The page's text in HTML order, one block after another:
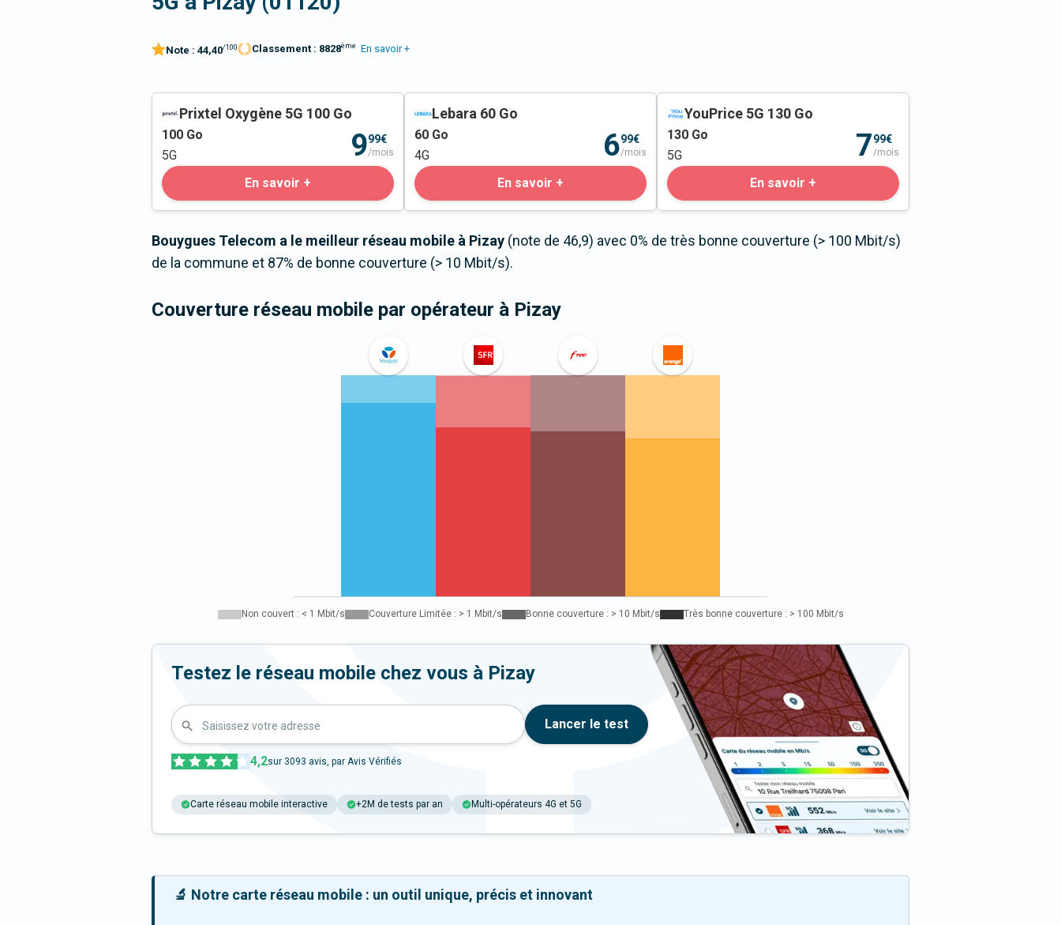
Note : 44,40/100 Classement : 8828ème En savoir +
Prixtel Oxygène 5G 100 Go
100 Go
5G
999€
/mois
En savoir +
Lebara 60 Go
60 Go
4G
699€
/mois
En savoir +
YouPrice 5G 130 Go
130 Go
5G
799€
/mois
En savoir +
Bouygues Telecom a le meilleur réseau mobile à Pizay (note de 46,9) avec 0% de très bonne couverture (> 100 Mbit/s)
de la commune et 87% de bonne couverture (> 10 Mbit/s).
Couverture réseau mobile par opérateur à Pizay
Non couvert : < 1 Mbit/s Couverture Limitée : > 1 Mbit/s Bonne couverture : > 10 Mbit/s Très bonne couverture : > 100 Mbit/s
Testez le réseau mobile chez vous à Pizay
Saisissez votre adresse Lancer le test
4,2sur 3093 avis, par Avis Vérifiés
Carte réseau mobile interactive +2M de tests par an Multi-opérateurs 4G et 5G
🔬 Notre carte réseau mobile : un outil unique, précis et innovant